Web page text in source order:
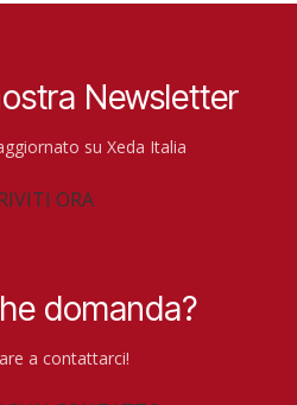
Newsletter
su Xeda Italia
ORA
domanda?
a contattarci!